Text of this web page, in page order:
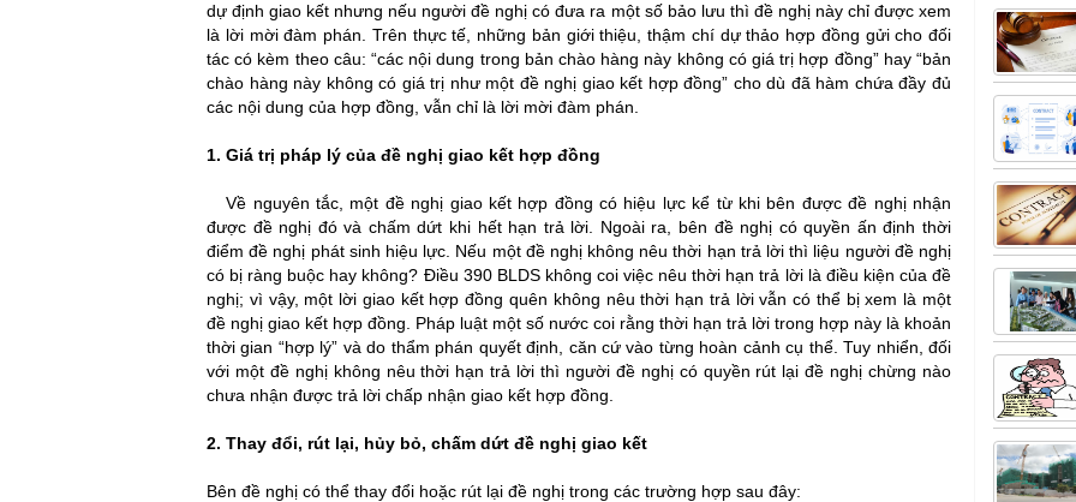
dự định giao kết nhưng nếu người đề nghị có đưa ra một số bảo lưu thì đề nghị này chỉ được xem
là lời mời đàm phán. Trên thực tế, những bản giới thiệu, thậm chí dự thảo hợp đồng gửi cho đối
tác có kèm theo câu: “các nội dung trong bản chào hàng này không có giá trị hợp đồng” hay “bản
chào hàng này không có giá trị như một đề nghị giao kết hợp đồng” cho dù đã hàm chứa đầy đủ
các nội dung của hợp đồng, vẫn chỉ là lời mời đàm phán.
1. Giá trị pháp lý của đề nghị giao kết hợp đồng
Về nguyên tắc, một đề nghị giao kết hợp đồng có hiệu lực kể từ khi bên được đề nghị nhận
được đề nghị đó và chấm dứt khi hết hạn trả lời. Ngoài ra, bên đề nghị có quyền ấn định thời
điểm đề nghị phát sinh hiệu lực. Nếu một đề nghị không nêu thời hạn trả lời thì liệu người đề nghị
có bị ràng buộc hay không? Điều 390 BLDS không coi việc nêu thời hạn trả lời là điều kiện của đề
nghị; vì vậy, một lời giao kết hợp đồng quên không nêu thời hạn trả lời vẫn có thể bị xem là một
đề nghị giao kết hợp đồng. Pháp luật một số nước coi rằng thời hạn trả lời trong hợp này là khoản
thời gian “hợp lý” và do thẩm phán quyết định, căn cứ vào từng hoàn cảnh cụ thể. Tuy nhiển, đối
với một đề nghị không nêu thời hạn trả lời thì người đề nghị có quyền rút lại đề nghị chừng nào
chưa nhận được trả lời chấp nhận giao kết hợp đồng.
2. Thay đổi, rút lại, hủy bỏ, chấm dứt đề nghị giao kết
Bên đề nghị có thể thay đổi hoặc rút lại đề nghị trong các trường hợp sau đây: